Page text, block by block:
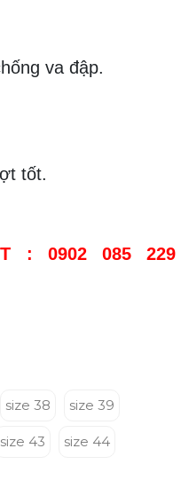
va đập.
tốt.
: 0902 085 229
size 38 size 39
size 43 size 44